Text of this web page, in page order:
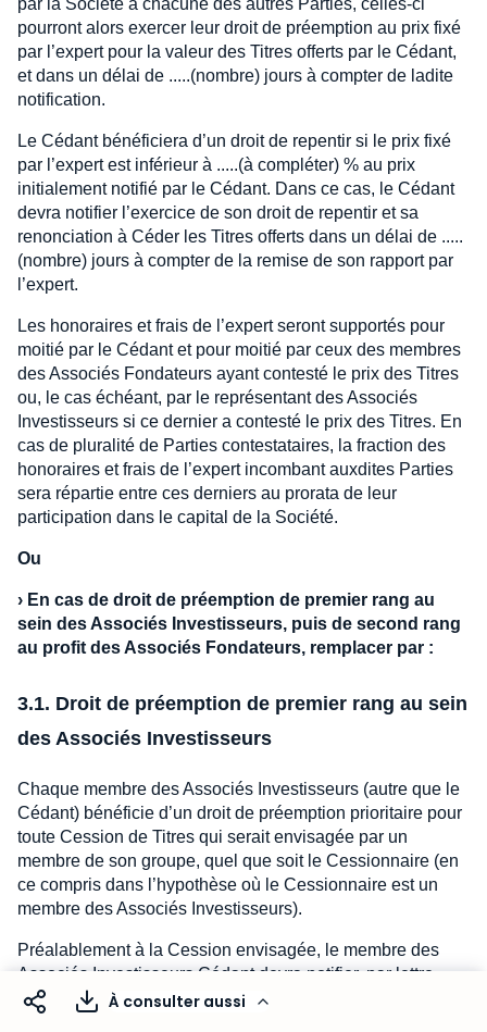
par la Société à chacune des autres Parties, celles-ci
pourront alors exercer leur droit de préemption au prix fixé
par l’expert pour la valeur des Titres offerts par le Cédant,
et dans un délai de .....(nombre) jours à compter de ladite
notification.
Le Cédant bénéficiera d’un droit de repentir si le prix fixé
par l’expert est inférieur à .....(à compléter) % au prix
initialement notifié par le Cédant. Dans ce cas, le Cédant
devra notifier l’exercice de son droit de repentir et sa
renonciation à Céder les Titres offerts dans un délai de .....
(nombre) jours à compter de la remise de son rapport par
l’expert.
Les honoraires et frais de l’expert seront supportés pour
moitié par le Cédant et pour moitié par ceux des membres
des Associés Fondateurs ayant contesté le prix des Titres
ou, le cas échéant, par le représentant des Associés
Investisseurs si ce dernier a contesté le prix des Titres. En
cas de pluralité de Parties contestataires, la fraction des
honoraires et frais de l’expert incombant auxdites Parties
sera répartie entre ces derniers au prorata de leur
participation dans le capital de la Société.
Ou
› En cas de droit de préemption de premier rang au
sein des Associés Investisseurs, puis de second rang
au profit des Associés Fondateurs, remplacer par :
3.1. Droit de préemption de premier rang au sein
des Associés Investisseurs
Chaque membre des Associés Investisseurs (autre que le
Cédant) bénéficie d’un droit de préemption prioritaire pour
toute Cession de Titres qui serait envisagée par un
membre de son groupe, quel que soit le Cessionnaire (en
ce compris dans l’hypothèse où le Cessionnaire est un
membre des Associés Investisseurs).
Préalablement à la Cession envisagée, le membre des
Associés Investisseurs Cédant devra notifier, par lettre
recommandée avec accusé de réception, aux autres
À consulter aussi